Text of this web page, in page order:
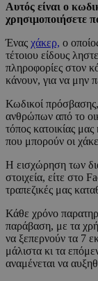
Αυτός είναι ο
χρησιμοποιήσετε
Ένας χάκερ, ο
τέτοιου είδους
πληροφορίες στον
κάνουν, για να μην
Κωδικοί
ανθρώπων από το
τόπος κατοικίας
που μπορούν οι
Η εισχώρηση των
στοιχεία, είτε στο
τραπεζικές μας
Κάθε χρόνο
παράβαση, με τα
να ξεπερνούν τα 7
μάλιστα κι τα
αναμένεται να